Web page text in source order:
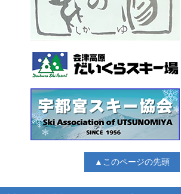
▲このページの先頭